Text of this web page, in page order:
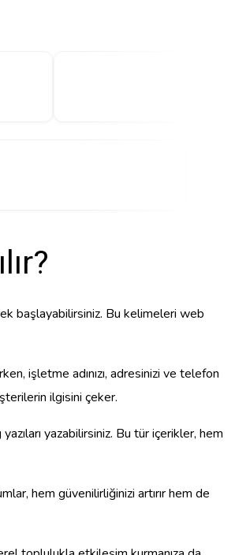
başlayabilirsiniz. Bu kelimeleri web
işletme adınızı, adresinizi ve telefon
ilgisini çeker.
yazabilirsiniz. Bu tür içerikler, hem
hem güvenilirliğinizi artırır hem de